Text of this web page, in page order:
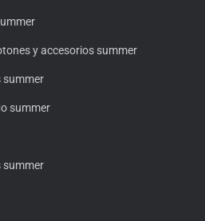
y accesorios summer
summer
summer
summer